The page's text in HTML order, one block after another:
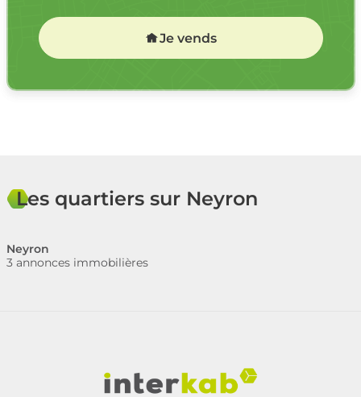
Je vends
Les quartiers sur Neyron
Neyron
3 annonces immobilières